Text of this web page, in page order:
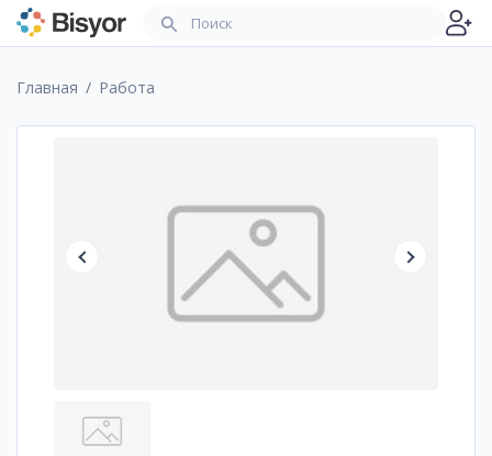
Главная Работа